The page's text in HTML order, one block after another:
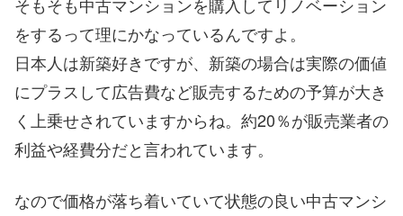
そもそも中古マンションを購入してリノベーション
をするって理にかなっているんですよ。
日本人は新築好きですが、新築の場合は実際の価値
にプラスして広告費など販売するための予算が大き
く上乗せされていますからね。約20％が販売業者の
利益や経費分だと言われています。
なので価格が落ち着いていて状態の良い中古マンシ